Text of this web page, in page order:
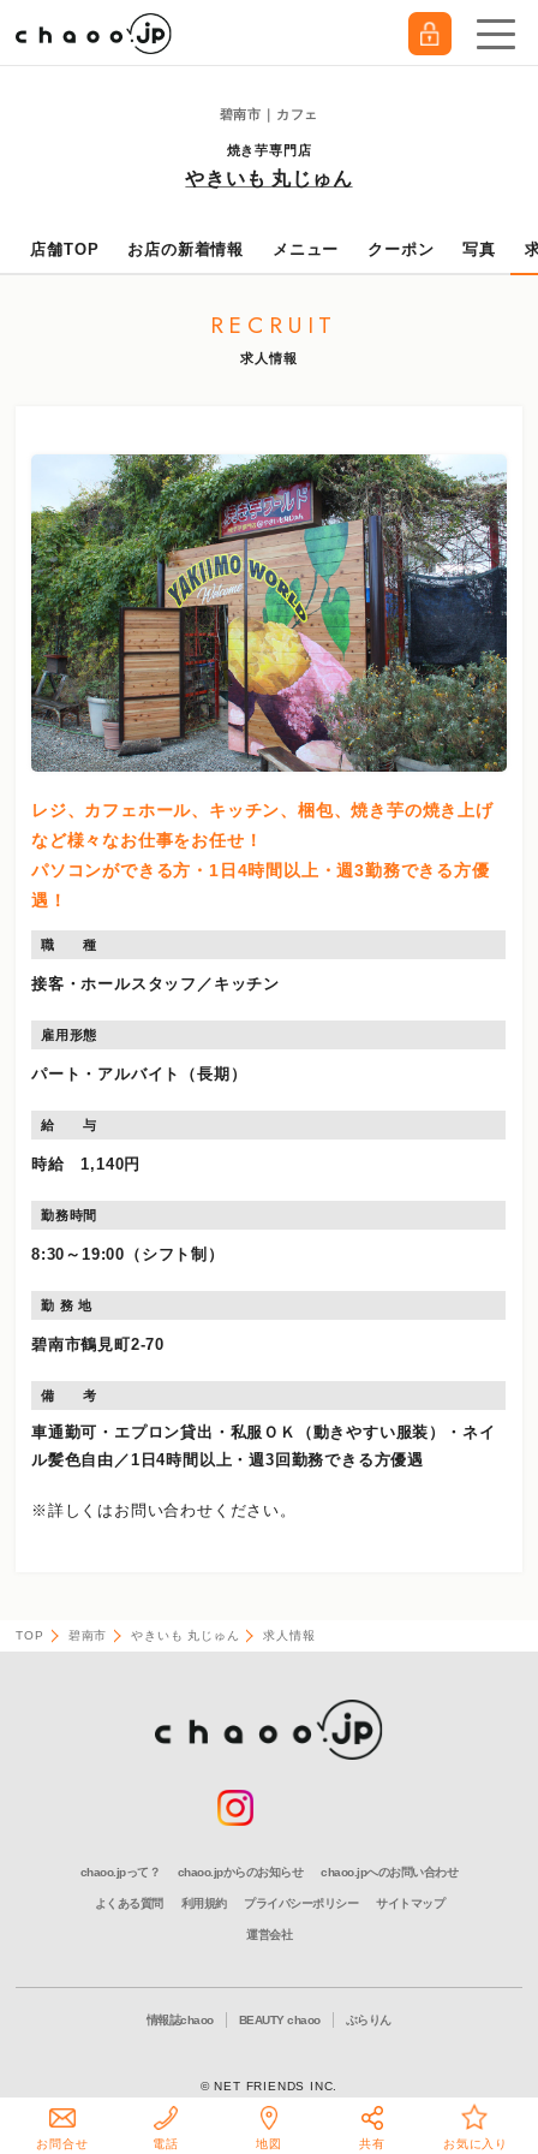
碧南市｜カフェ
焼き芋専門店
やきいも 丸じゅん
店舗TOP お店の新着情報 メニュー クーポン 写真
RECRUIT
求人情報
レジ、カフェホール、キッチン、梱包、焼き芋の焼き上げ
など様々なお仕事をお任せ！
パソコンができる方・1日4時間以上・週3勤務できる方優
遇！
職 種
接客・ホールスタッフ／キッチン
雇用形態
パート・アルバイト（長期）
給 与
時給 1,140円
勤務時間
8:30～19:00（シフト制）
勤 務 地
碧南市鶴見町2-70
備 考
車通勤可・エプロン貸出・私服ＯＫ（動きやすい服装）・ネイ
ル髪色自由／1日4時間以上・週3回勤務できる方優遇
※詳しくはお問い合わせください。
TOP 碧南市 やきいも 丸じゅん 求人情報
chaoo.jpって？ chaoo.jpからのお知らせ chaoo.jpへのお問い合わせ
よくある質問 利用規約 プライバシーポリシー サイトマップ
運営会社
情報誌chaoo BEAUTY chaoo ぶらりん
© NET FRIENDS INC.